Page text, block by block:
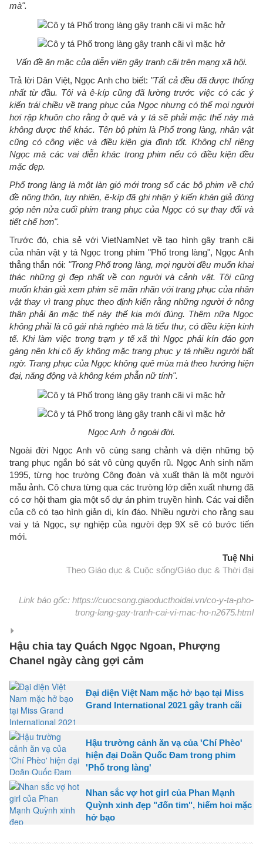
mà".
Vấn đề ăn mặc của diễn viên gây tranh cãi trên mạng xã hội.
Trả lời Dân Việt, Ngọc Anh cho biết: "Tất cả đều đã được thống
nhất từ đầu. Tôi và ê-kíp cũng đã lường trước việc có các ý
kiến trái chiều về trang phục của Ngọc nhưng có thể mọi người
hơi rập khuôn cho rằng ở quê và y tá sẽ phải mặc thế này mà
không được thế khác. Tên bộ phim là Phố trong làng, nhân vật
cũng có công việc và điều kiện gia đình tốt. Không chỉ riêng
Ngọc mà các vai diễn khác trong phim nếu có điều kiện đều
mặc đẹp.
Phố trong làng là một làn gió mới trong số các bộ phim về chủ
đề nông thôn, tuy nhiên, ê-kíp đã ghi nhận ý kiến khán giả đóng
góp nên nửa cuối phim trang phục của Ngọc có sự thay đổi và
tiết chế hơn".
Trước đó, chia sẻ với VietNamNet về tạo hình gây tranh cãi
của nhân vật y tá Ngọc trong phim "Phố trong làng", Ngọc Anh
thẳng thắn nói: "Trong Phố trong làng, mọi người đều muốn khai
thác những gì đẹp nhất về con người và cảnh vật. Tôi cũng
muốn khán giả xem phim sẽ mãn nhãn với trang phục của nhân
vật thay vì trang phục theo định kiến rằng những người ở nông
thân phải ăn mặc thế này thế kia mới đúng. Thêm nữa Ngọc
không phải là cô gái nhà nghèo mà là tiểu thư, có điều kiện kinh
tế. Khi làm việc trong trạm y tế xã thì Ngọc phải kín đáo gọn
gàng nên khi cô ấy không mặc trang phục y tá nhiều người bất
ngờ. Trang phục của Ngọc không quê mùa mà theo hướng hiện
đại, năng động và không kém phẫn nữ tính".
Ngọc Anh ở ngoài đời.
Ngoài đời Ngọc Anh vô cùng sang chảnh và diện những bộ
trang phục ngắn bó sát vô cùng quyến rũ. Ngọc Anh sinh năm
1995, từng học trường Công đoàn và xuất thân là một người
mẫu ảnh. Cô chưa từng qua các trường lớp diễn xuất nhưng đã
có cơ hội tham gia một số dự án phim truyền hình. Các vai diễn
của cô có tạo hình giản dị, kín đáo. Nhiều người cho rằng sau
vai y tá Ngọc, sự nghiệp của người đẹp 9X sẽ có bước tiến
mới.
Tuệ Nhi
Theo Giáo dục & Cuộc sống/Giáo dục & Thời đại
Link báo gốc: https://cuocsong.giaoducthoidai.vn/co-y-ta-pho-
trong-lang-gay-tranh-cai-vi-mac-ho-n2675.html
Hậu chia tay Quách Ngọc Ngoan, Phượng
Chanel ngày càng gợi cảm
Đại diện Việt Nam mặc hở bạo tại Miss
Grand International 2021 gây tranh cãi
Hậu trường cảnh ăn vạ của 'Chí Phèo'
hiện đại Doãn Quốc Đam trong phim
'Phố trong làng'
Nhan sắc vợ hot girl của Phan Mạnh
Quỳnh xinh đẹp "đốn tim", hiếm hoi mặc
hở bạo